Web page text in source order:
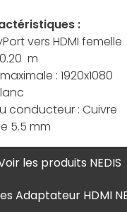
:
vers HDMI femelle
m
: 1920x1080
conducteur : Cuivre
5.5 mm
les produits NEDIS
Adaptateur HDMI